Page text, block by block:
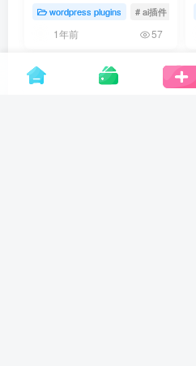
wordpress plugins # ai插件
1年前 57